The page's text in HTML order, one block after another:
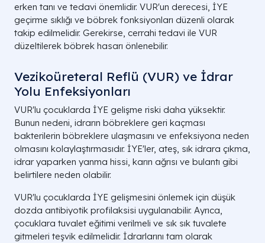
erken tanı ve tedavi önemlidir. VUR'un derecesi, İYE
geçirme sıklığı ve böbrek fonksiyonları düzenli olarak
takip edilmelidir. Gerekirse, cerrahi tedavi ile VUR
düzeltilerek böbrek hasarı önlenebilir.
Vezikoüreteral Reflü (VUR) ve İdrar
Yolu Enfeksiyonları
VUR'lu çocuklarda İYE gelişme riski daha yüksektir.
Bunun nedeni, idrarın böbreklere geri kaçması
bakterilerin böbreklere ulaşmasını ve enfeksiyona neden
olmasını kolaylaştırmasıdır. İYE'ler, ateş, sık idrara çıkma,
idrar yaparken yanma hissi, karın ağrısı ve bulantı gibi
belirtilere neden olabilir.
VUR'lu çocuklarda İYE gelişmesini önlemek için düşük
dozda antibiyotik profilaksisi uygulanabilir. Ayrıca,
çocuklara tuvalet eğitimi verilmeli ve sık sık tuvalete
gitmeleri teşvik edilmelidir. İdrarlarını tam olarak